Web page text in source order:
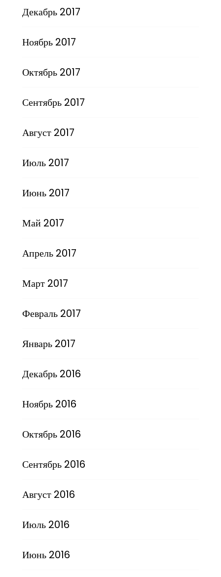
Декабрь 2017
Ноябрь 2017
Октябрь 2017
Сентябрь 2017
Август 2017
Июль 2017
Июнь 2017
Май 2017
Апрель 2017
Март 2017
Февраль 2017
Январь 2017
Декабрь 2016
Ноябрь 2016
Октябрь 2016
Сентябрь 2016
Август 2016
Июль 2016
Июнь 2016